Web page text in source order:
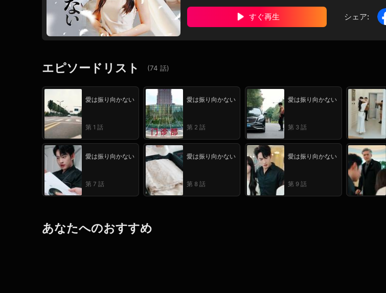
すぐ再生 シェア:
エピソードリスト (74 話)
愛は振り向かない
第 1 話
愛は振り向かない
第 2 話
愛は振り向かない
第 3 話
愛は振り向かない
第 7 話
愛は振り向かない
第 8 話
愛は振り向かない
第 9 話
あなたへのおすすめ